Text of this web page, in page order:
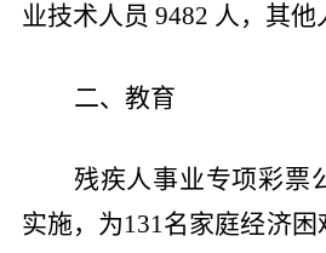
业技术人员 9482 人，其他
二、教育
残疾人事业专项彩票
实施，为131名家庭经济困